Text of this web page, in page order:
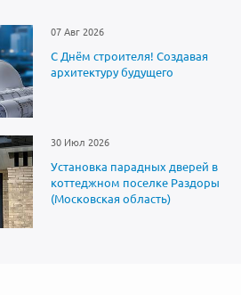
07 Авг 2026
С Днём строителя! Создавая
архитектуру будущего
30 Июл 2026
Установка парадных дверей в
коттеджном поселке Раздоры
(Московская область)